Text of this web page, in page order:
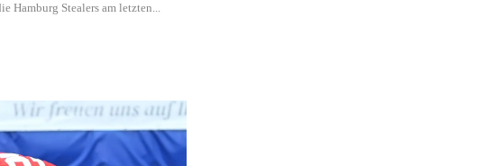
Hamburg Stealers am letzten...